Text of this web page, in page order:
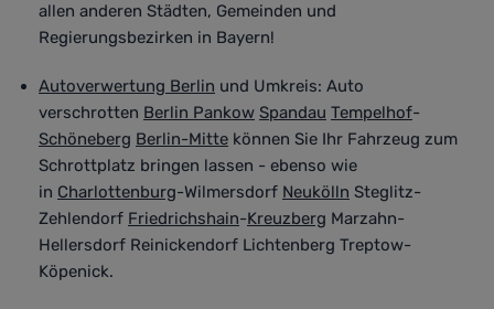
allen anderen Städten, Gemeinden und
Regierungsbezirken in Bayern!
Autoverwertung Berlin und Umkreis: Auto
verschrotten Berlin Pankow Spandau Tempelhof-
Schöneberg Berlin-Mitte können Sie Ihr Fahrzeug zum
Schrottplatz bringen lassen - ebenso wie
in Charlottenburg-Wilmersdorf Neukölln Steglitz-
Zehlendorf Friedrichshain-Kreuzberg Marzahn-
Hellersdorf Reinickendorf Lichtenberg Treptow-
Köpenick.